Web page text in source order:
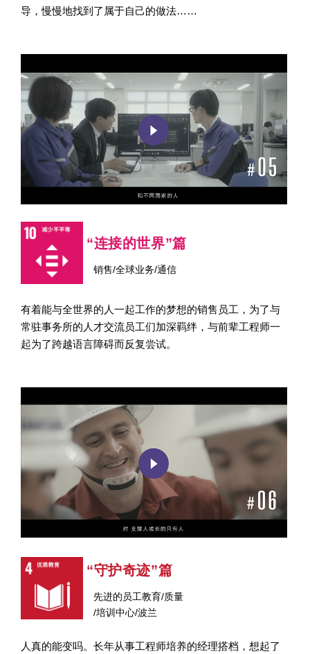
导，慢慢地找到了属于自己的做法……
“连接的世界”篇
销售/全球业务/通信
有着能与全世界的人一起工作的梦想的销售员工，为了与
常驻事务所的人才交流员工们加深羁绊，与前辈工程师一
起为了跨越语言障碍而反复尝试。
“守护奇迹”篇
先进的员工教育/质量
/培训中心/波兰
人真的能变吗。长年从事工程师培养的经理搭档，想起了